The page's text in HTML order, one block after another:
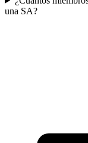
una SA?